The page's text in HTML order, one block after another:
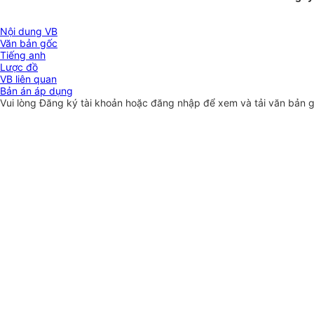
Nội dung VB
Văn bản gốc
Tiếng anh
Lược đồ
VB liên quan
Bản án áp dụng
Vui lòngĐăng ký tài khoản hoặc đăng nhập để xem và tải văn bản